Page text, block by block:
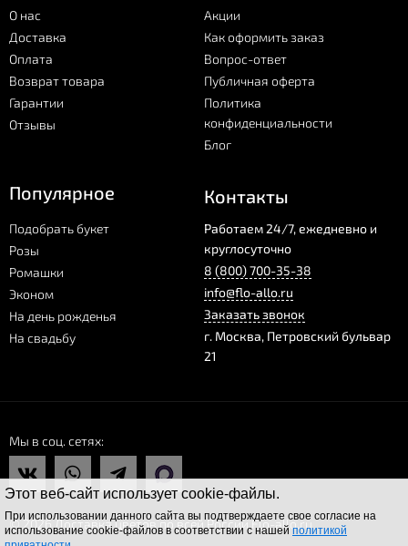
Этот веб-сайт использует cookie-файлы.
При использовании данного сайта вы подтверждаете свое согласие на
использование cookie-файлов в соответствии с нашей политикой
О нас
Доставка
Оплата
Возврат товара
Гарантии
Отзывы
Акции
Как оформить заказ
Вопрос-ответ
Публичная оферта
Политика
конфиденциальности
Блог
Популярное
Подобрать букет
Розы
Ромашки
Эконом
На день рожденья
На свадьбу
Контакты
Работаем 24/7, ежедневно и
круглосуточно
8 (800) 700-35-38
info@flo-allo.ru
Заказать звонок
г. Москва, Петровский бульвар
21
Мы в соц. сетях
© 2026 Доставка цветов по всей России Flo-allo.ru